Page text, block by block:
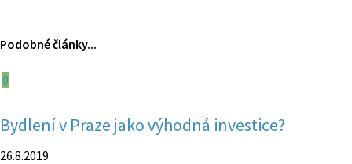
Podobné články...
0
Bydlení v Praze jako výhodná investice?
26.8.2019